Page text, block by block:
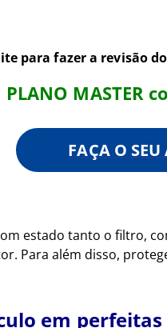
para fazer a revisão
PLANO MASTER
FAÇA O
estado tanto o filtro,
Para além disso,
em